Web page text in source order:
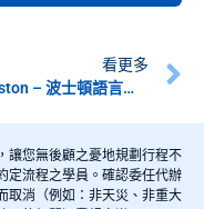
看更多
EC Boston – 波士頓語言學校 – 美國遊學
讓您無後顧之憂地規劃行程不
定流程之學員。確認委任代辦
取消（例如：非天災、非重大